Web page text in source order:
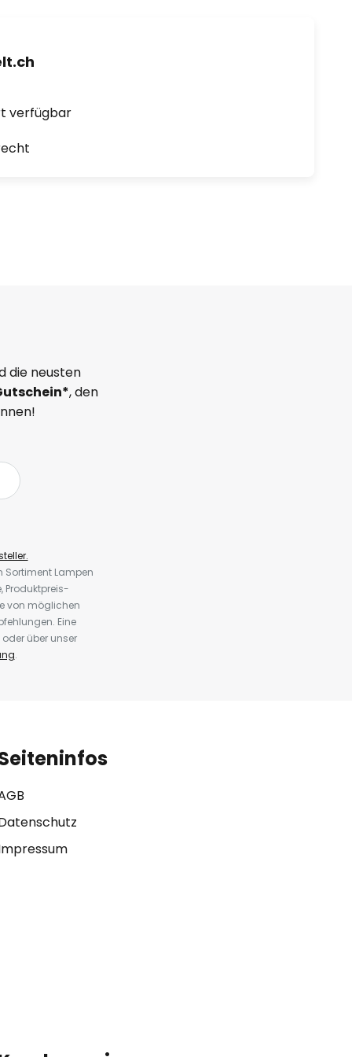
verfügbar
die neusten
, den
Sortiment Lampen
Produktpreis-
von möglichen
Eine
über unser
.